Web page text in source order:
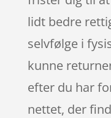
lidt bedre
selvfølge i
kunne
efter du har
nettet, der